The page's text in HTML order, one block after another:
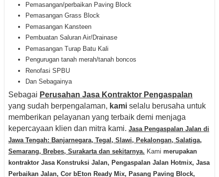
Pemasangan/perbaikan Paving Block
Pemasangan Grass Block
Pemasangan Kansteen
Pembuatan Saluran Air/Drainase
Pemasangan Turap Batu Kali
Pengurugan tanah merah/tanah boncos
Renofasi SPBU
Dan Sebagainya
Sebagai Perusahan Jasa Kontraktor Pengaspalan
yang sudah berpengalaman, kami selalu berusaha untuk
memberikan pelayanan yang terbaik demi menjaga
kepercayaan klien dan mitra kami. Jasa Pengaspalan Jalan di
Jawa Tengah: Banjarnegara, Tegal , Slawi, Pekalongan, Salatiga,
Semarang, Brebes, Surakarta dan sekitarnya. Kami merupakan
kontraktor Jasa Konstruksi Jalan, Pengaspalan Jalan Hotmix, Jasa
Perbaikan Jalan, Cor bEton Ready Mix, Pasang Paving Block,